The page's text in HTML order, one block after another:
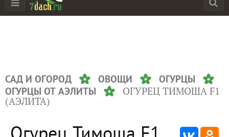
САД И ОГОРОД ОВОЩИ
ОГУРЦЫ
ОГУРЦЫ ОТ АЭЛИТЫ
ОГУРЕЦ ТИМОША F1
(АЭЛИТА)